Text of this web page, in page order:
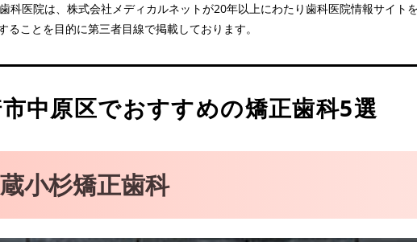
矯正歯科
正歯科
リニック
医院は、株式会社メディカルネットが20年以上にわたり歯科医院情報サイト
ことを目的に第三者目線で掲載しております。
中原区でおすすめの矯正歯科5選
小杉矯正歯科